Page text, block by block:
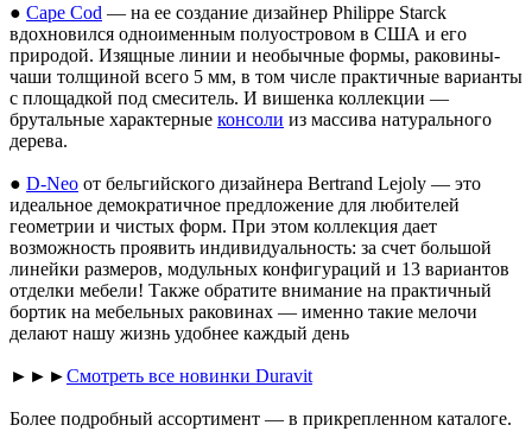
● Cape Cod — на ее создание дизайнер Philippe Starck
вдохновился одноименным полуостровом в США и его
природой. Изящные линии и необычные формы, раковины-
чаши толщиной всего 5 мм, в том числе практичные варианты
с площадкой под смеситель. И вишенка коллекции —
брутальные характерные консоли из массива натурального
дерева.
● D-Neo от бельгийского дизайнера Bertrand Lejoly — это
идеальное демократичное предложение для любителей
геометрии и чистых форм. При этом коллекция дает
возможность проявить индивидуальность: за счет большой
линейки размеров, модульных конфигураций и 13 вариантов
отделки мебели! Также обратите внимание на практичный
бортик на мебельных раковинах — именно такие мелочи
делают нашу жизнь удобнее каждый день
►►►Смотреть все новинки Duravit
Более подробный ассортимент — в прикрепленном каталоге.